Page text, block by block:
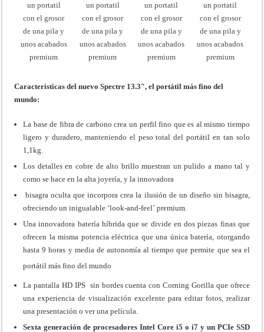
Caracteristicas del nuevo Spectre 13.3″, el portátil más fino del
mundo:
La base de fibra de carbono crea un perfil fino que es al mismo tiempo
ligero y duradero, manteniendo el peso total del portátil en tan solo
1,1kg.
Los detalles en cobre de alto brillo muestran un pulido a mano tal y
como se hace en la alta joyería, y la innovadora
bisagra oculta que incorpora crea la ilusión de un diseño sin bisagra,
ofreciendo un inigualable ‘look-and-feel’ premium.
Una innovadora batería híbrida que se divide en dos piezas finas que
ofrecen la misma potencia eléctrica que una única batería, otorgando
hasta 9 horas y media de autonomía al tiempo que permite que sea el
portátil más fino del mundo
La pantalla HD IPS sin bordes cuenta con Corning Gorilla que ofrece
una experiencia de visualización excelente para editar fotos, realizar
una presentación o ver una película.
Sexta generación de procesadores Intel Core i5 o i7 y un PCIe SSD